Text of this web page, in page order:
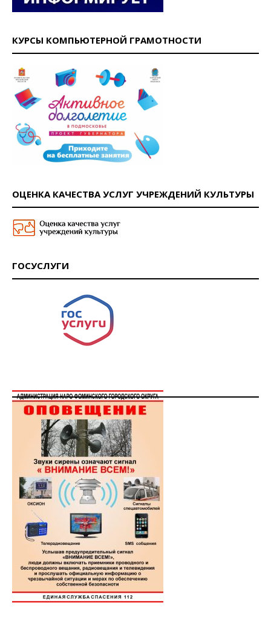
КУРСЫ КОМПЬЮТЕРНОЙ ГРАМОТНОСТИ
ОЦЕНКА КАЧЕСТВА УСЛУГ УЧРЕЖДЕНИЙ КУЛЬТУРЫ
ГОСУСЛУГИ